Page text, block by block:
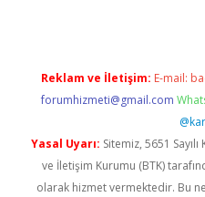
Reklam ve İletişim: E-mail:
forumhizmeti@gmail.com
Yasal Uyarı: Sitemiz, 5651
ve İletişim Kurumu (BTK)
olarak hizmet vermektedir. Bu